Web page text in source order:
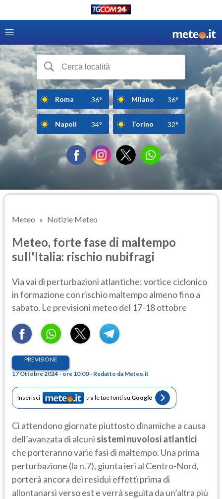
Roma 36° Milano 36°
Napoli 34° Torino 32°
Meteo Notizie Meteo
Meteo, forte fase di maltempo
sull'Italia: rischio nubifragi
Via vai di perturbazioni atlantiche: vortice ciclonico
in formazione con rischio maltempo almeno fino a
sabato. Le previsioni meteo del 17-18 ottobre
PREVISIONE
17 Ottobre 2024 - ore 10:00 - Redatto da Meteo.it
Inserisci tra le tue fonti su Google
Ci attendono giornate piuttosto dinamiche a causa
dell’avanzata di alcuni sistemi nuvolosi atlantici
che porteranno varie fasi di maltempo. Una prima
perturbazione (la n.7), giunta ieri al Centro-Nord,
porterà ancora dei residui effetti prima di
allontanarsi verso est e verrà seguita da un’altra più